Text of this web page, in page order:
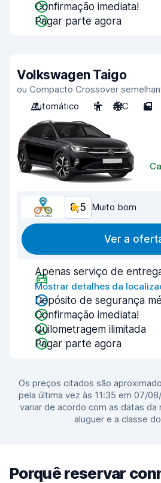
Confirmação imediata!
Pagar parte agora
Volkswagen Taigo
ou Compacto Crossover
Automático
5 A/C 5
8,5 Muito bom
Ver a
Apenas serviço de
Mostrar detalhes da
Depósito de segurança
Confirmação imediata!
Quilometragem ilimitada
Pagar parte agora
Os preços citados são
pela última vez às 11:35 em 07/
variar de acordo com as datas da
aluguer e a classe
Porquê reservar